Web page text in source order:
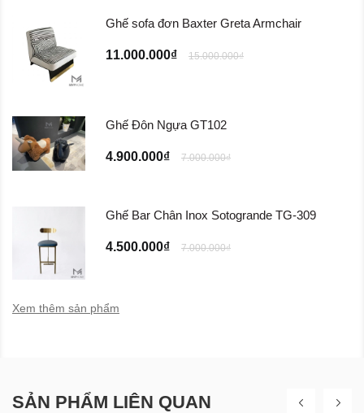
Ghế sofa đơn Baxter Greta Armchair
11.000.000₫ 15.000.000₫
Ghế Đôn Ngựa GT102
4.900.000₫ 7.000.000₫
Ghế Bar Chân Inox Sotogrande TG-309
4.500.000₫ 7.000.000₫
Xem thêm sản phẩm
SẢN PHẨM LIÊN QUAN